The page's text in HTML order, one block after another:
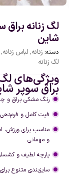
لگ زنانه براق
شاین
دسته: زنانه, لباس زنانه,
لگ زنانه
ویژگی‌های لگ
براق سوپر
رنگ مشکی براق و
فیت کامل و
مناسب برای ورزش،
و مهمانی
پارچه لطیف و کشسان
سایزبندی متنوع